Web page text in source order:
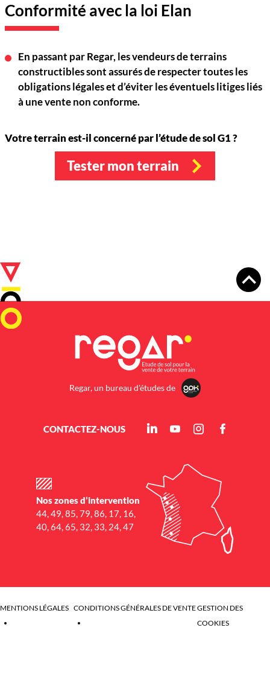
Conformité avec la loi Elan
En passant parRegar, les vendeurs de terrains
constructibles sont assurés de respecter toutes les
obligations légales et d’éviter les éventuels litiges liés
à une vente non conforme.
Votre terrain est-il concerné par l’étude de sol G1 ?
Tester mon terrain
Regar, un bureau d'études de
CONTACTEZ-NOUS
Nos zones d’intervention
44, 49, 85, 79, 86, 17, 16,
40, 64, 65, 32, 33, 24, 47
MENTIONS LÉGALES CONDITIONS GÉNÉRALES DE VENTEGESTION DES
COOKIES